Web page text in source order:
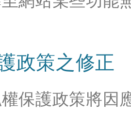
政策之修正
保護政策將因